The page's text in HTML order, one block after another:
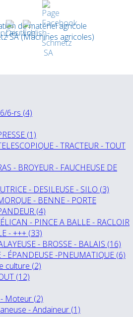
de matériel agricole
6-rs (4)
(1)
- TRACTEUR - TOUT
- BROYEUR - FAUCHEUSE DE
- DESILEUSE - SILO (3)
- BENNE - PORTE
(4)
- PINCE A BALLE - RACLOIR
- +++ (33)
- BROSSE - BALAIS (16)
ÉPANDEUSE -PNEUMATIQUE (6)
culture (2)
(12)
Moteur (2)
- Andaineur (1)